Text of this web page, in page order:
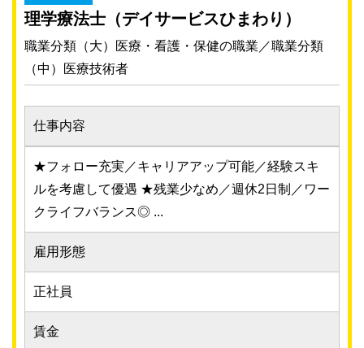
理学療法士（デイサービスひまわり）
職業分類（大）医療・看護・保健の職業／職業分類
（中）医療技術者
仕事内容
★フォロー充実／キャリアアップ可能／経験スキ
ルを考慮して優遇 ★残業少なめ／週休2日制／ワー
クライフバランス◎ ...
雇用形態
正社員
賃金